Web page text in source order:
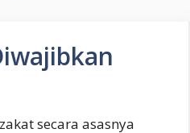
secara asasnya